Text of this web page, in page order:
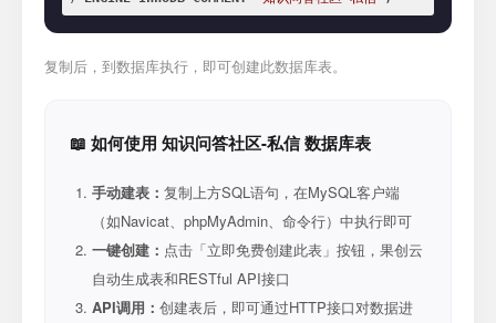
复制后，到数据库执行，即可创建此数据库表。
📖 如何使用 知识问答社区-私信 数据库表
手动建表： 复制上方SQL语句，在MySQL客户端
（如Navicat、phpMyAdmin、命令行）中执行即可
一键创建： 点击「立即免费创建此表」按钮，果创云
自动生成表和RESTful API接口
API调用： 创建表后，即可通过HTTP接口对数据进